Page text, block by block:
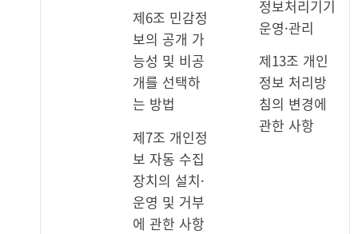
제6조 민감정
보의 공개 가
능성 및 비공
개를 선택하
는 방법
제7조 개인정
보 자동 수집
장치의 설치·
운영 및 거부
에 관한 사항
정보처리기기
운영·관리
제13조 개인
정보 처리방
침의 변경에
관한 사항